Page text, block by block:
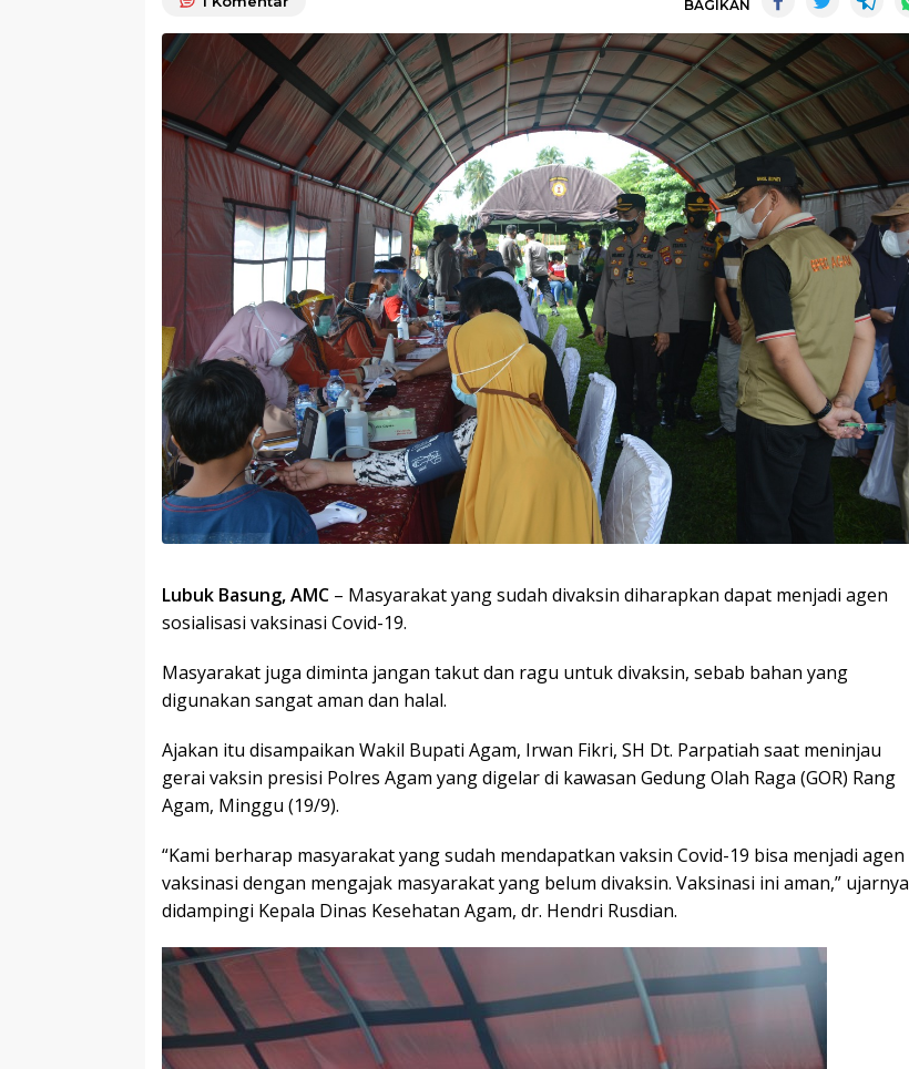
BAGIKAN
Lubuk Basung, AMC – Masyarakat yang sudah divaksin diharapkan dapat menjadi agen
sosialisasi vaksinasi Covid-19.
Masyarakat juga diminta jangan takut dan ragu untuk divaksin, sebab bahan yang
digunakan sangat aman dan halal.
Ajakan itu disampaikan Wakil Bupati Agam, Irwan Fikri, SH Dt. Parpatiah saat meninjau
gerai vaksin presisi Polres Agam yang digelar di kawasan Gedung Olah Raga (GOR) Rang
Agam, Minggu (19/9).
“Kami berharap masyarakat yang sudah mendapatkan vaksin Covid-19 bisa menjadi agen
vaksinasi dengan mengajak masyarakat yang belum divaksin. Vaksinasi ini aman,” ujarnya
didampingi Kepala Dinas Kesehatan Agam, dr. Hendri Rusdian.